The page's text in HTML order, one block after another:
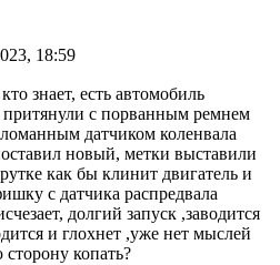
18:59
знает, есть автомобиль
с порванным ремнем
датчиком коленвала
новый, метки выставили
как бы клинит двигатель и
с датчика распредвала
долгий запуск ,заводится
и глохнет ,уже нет мыслей
копать?